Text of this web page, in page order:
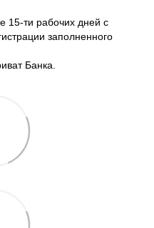
15-ти рабочих дней с
заполненного
Банка.